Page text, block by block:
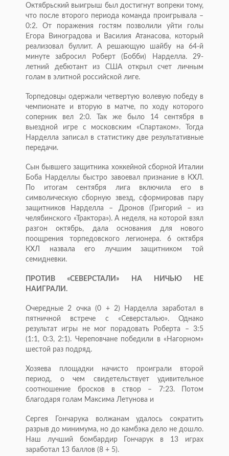
Октябрьский выигрыш был достигнут вопреки тому,
что после второго периода команда проигрывала –
0:2. От поражения гостям позволили уйти голы
Егора Виноградова и Василия Атанасова, который
реализовал буллит. А решающую шайбу на 64-й
минуте забросил Роберт (Бобби) Нарделла. 29-
летний дебютант из США открыл счет личным
голам в элитной российской лиге.
Торпедовцы одержали четвертую волевую победу в
чемпионате и вторую в матче, по ходу которого
соперник вел 2:0. Так же было 14 сентября в
выездной игре с московским «Спартаком». Тогда
Нарделла записал в статистику две результативные
передачи.
Сын бывшего защитника хоккейной сборной Италии
Боба Нарделлы быстро завоевал признание в КХЛ.
По итогам сентября лига включила его в
символическую сборную звезд, сформировав пару
защитников Нарделла – Дронов (Григорий – из
челябинского «Трактора»). А неделя, на которой взял
разгон октябрь, дала основания для нового
поощрения торпедовского легионера. 6 октября
КХЛ назвала его лучшим защитником той
семидневки.
ПРОТИВ «СЕВЕРСТАЛИ» НА НИЧЬЮ НЕ
НАИГРАЛИ.
Очередные 2 очка (0 + 2) Нарделла заработал в
пятничной встрече с «Северсталью». Однако
результат игры не мог порадовать Роберта – 3:5
(1:1, 0:3, 2:1). Череповчане победили в «Нагорном»
шестой раз подряд.
Хозяева площадки начисто проиграли второй
период, о чем свидетельствует удивительное
соотношение бросков в створ – 7:23. Потом
благодаря голам Максима Летунова и
Сергея Гончарука волжанам удалось сократить
разрыв до минимума, но до камбэка дело не дошло.
Наш лучший бомбардир Гончарук в 13 играх
заработал 13 баллов (8 + 5).